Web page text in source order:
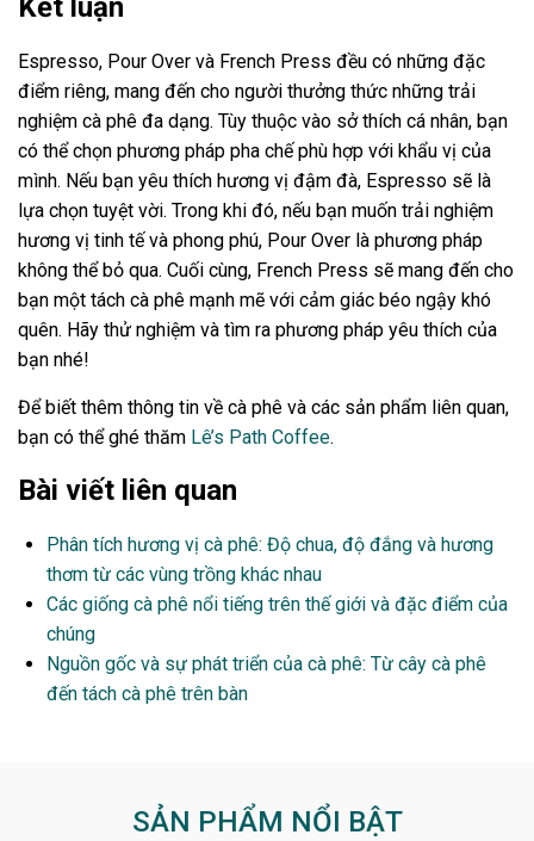
Kết luận
Espresso, Pour Over và French Press đều có những đặc
điểm riêng, mang đến cho người thưởng thức những trải
nghiệm cà phê đa dạng. Tùy thuộc vào sở thích cá nhân, bạn
có thể chọn phương pháp pha chế phù hợp với khẩu vị của
mình. Nếu bạn yêu thích hương vị đậm đà, Espresso sẽ là
lựa chọn tuyệt vời. Trong khi đó, nếu bạn muốn trải nghiệm
hương vị tinh tế và phong phú, Pour Over là phương pháp
không thể bỏ qua. Cuối cùng, French Press sẽ mang đến cho
bạn một tách cà phê mạnh mẽ với cảm giác béo ngậy khó
quên. Hãy thử nghiệm và tìm ra phương pháp yêu thích của
bạn nhé!
Để biết thêm thông tin về cà phê và các sản phẩm liên quan,
bạn có thể ghé thăm Lê’s Path Coffee.
Bài viết liên quan
Phân tích hương vị cà phê: Độ chua, độ đắng và hương
thơm từ các vùng trồng khác nhau
Các giống cà phê nổi tiếng trên thế giới và đặc điểm của
chúng
Nguồn gốc và sự phát triển của cà phê: Từ cây cà phê
đến tách cà phê trên bàn
SẢN PHẨM NỔI BẬT